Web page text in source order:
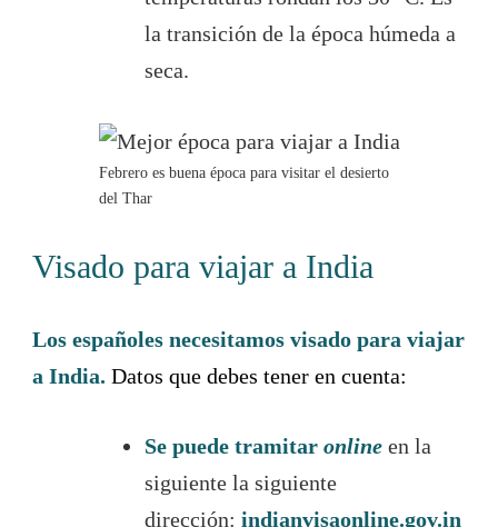
la transición de la época húmeda a
seca.
Febrero es buena época para visitar el desierto
del Thar
Visado para viajar a India
Los españoles necesitamos visado para viajar
a India. Datos que debes tener en cuenta:
Se puede tramitaronline en la
siguiente la siguiente
dirección:indianvisaonline.gov.in